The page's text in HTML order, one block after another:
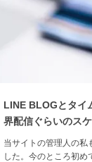
LINE BLOGとタイ
界配信ぐらいのス
当サイトの管理人の私
した。今のところ初